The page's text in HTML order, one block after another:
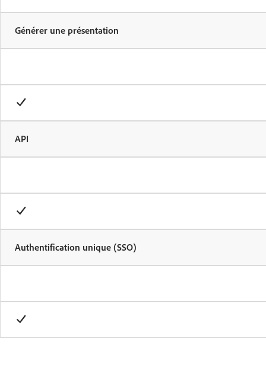
Générer une présentation
API
Authentification unique (SSO)